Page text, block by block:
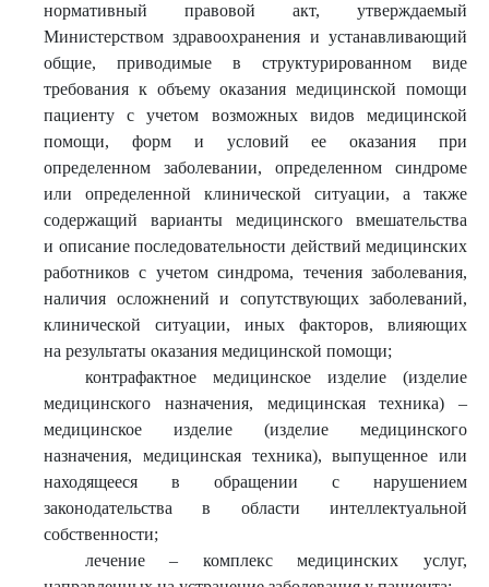
нормативный правовой акт, утверждаемый
Министерством здравоохранения и устанавливающий
общие, приводимые в структурированном виде
требования к объему оказания медицинской помощи
пациенту с учетом возможных видов медицинской
помощи, форм и условий ее оказания при
определенном заболевании, определенном синдроме
или определенной клинической ситуации, а также
содержащий варианты медицинского вмешательства
и описание последовательности действий медицинских
работников с учетом синдрома, течения заболевания,
наличия осложнений и сопутствующих заболеваний,
клинической ситуации, иных факторов, влияющих
на результаты оказания медицинской помощи;
контрафактное медицинское изделие (изделие
медицинского назначения, медицинская техника) –
медицинское изделие (изделие медицинского
назначения, медицинская техника), выпущенное или
находящееся в обращении с нарушением
законодательства в области интеллектуальной
собственности;
лечение – комплекс медицинских услуг,